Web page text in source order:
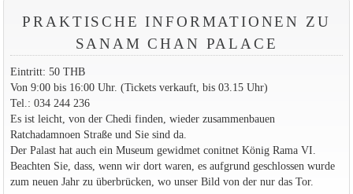
PRAKTISCHE INFORMATIONEN ZU
SANAM CHAN PALACE
Eintritt: 50 THB
Von 9:00 bis 16:00 Uhr. (Tickets verkauft, bis 03.15 Uhr)
Tel.: 034 244 236
Es ist leicht, von der Chedi finden, wieder zusammenbauen
Ratchadamnoen Straße und Sie sind da.
Der Palast hat auch ein Museum gewidmet conitnet König Rama VI.
Beachten Sie, dass, wenn wir dort waren, es aufgrund geschlossen wurde
zum neuen Jahr zu überbrücken, wo unser Bild von der nur das Tor.